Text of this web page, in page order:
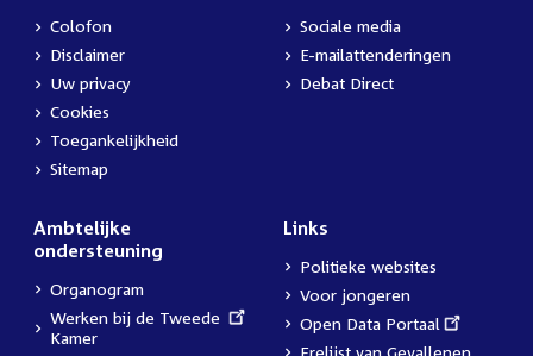
Colofon
Disclaimer
Uw privacy
Cookies
Toegankelijkheid
Sitemap
Sociale media
E-mailattenderingen
Debat Direct
Ambtelijke
ondersteuning
Organogram
External
link:
Werken bij de Tweede
Kamer
Links
Politieke websites
Voor jongeren
External
link:
Open Data Portaal
Erelijst van Gevallenen